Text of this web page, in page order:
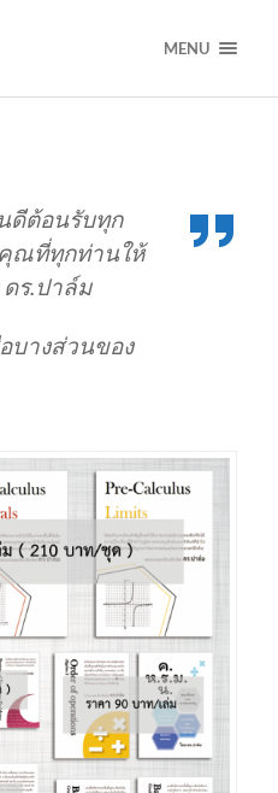
MENU
ดีต้อนรับทุก
ณที่ทุกท่านให้
ร.ปาล์ม
บางส่วนของ